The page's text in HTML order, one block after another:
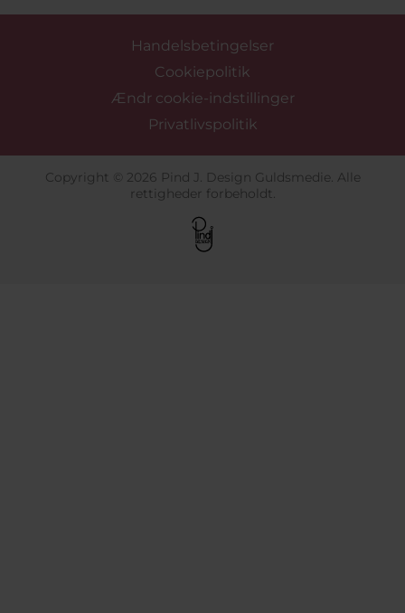
Handelsbetingelser
Cookiepolitik
Ændr cookie-indstillinger
Privatlivspolitik
Copyright © 2026 Pind J. Design Guldsmedie. Alle
rettigheder forbeholdt.